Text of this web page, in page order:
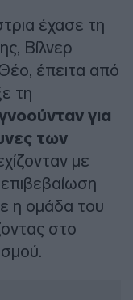
έχασε τη
Βίλνερ
Θέο, έπειτα από
τη
για
των
με
η ομάδα του
στο